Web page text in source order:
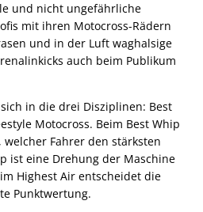
und nicht ungefährliche
mit ihren Motocross-Rädern
und in der Luft waghalsige
auch beim Publikum
in die drei Disziplinen: Best
Motocross. Beim Best Whip
Fahrer den stärksten
ist eine Drehung der Maschine
Highest Air entscheidet die
Punktwertung.